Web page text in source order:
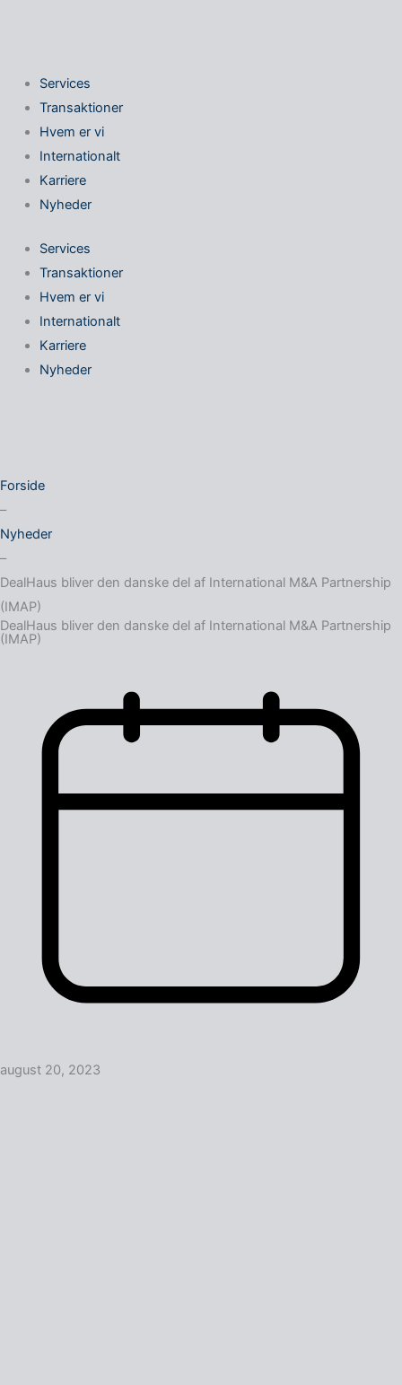
Services
Transaktioner
Hvem er vi
Internationalt
Karriere
Nyheder
Services
Transaktioner
Hvem er vi
Internationalt
Karriere
Nyheder
Forside
–
Nyheder
–
DealHaus bliver den danske del af International M&A Partnership
(IMAP)
DealHaus bliver den danske del af International M&A Partnership
(IMAP)
august 20, 2023